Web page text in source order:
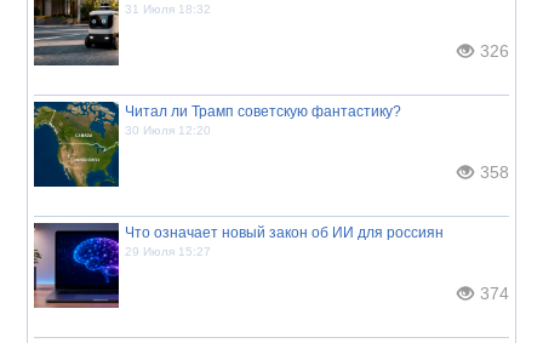
31 Июля 18:32
326
Читал ли Трамп советскую фантастику?
30 Июля 12:20
358
Что означает новый закон об ИИ для россиян
29 Июля 15:27
374